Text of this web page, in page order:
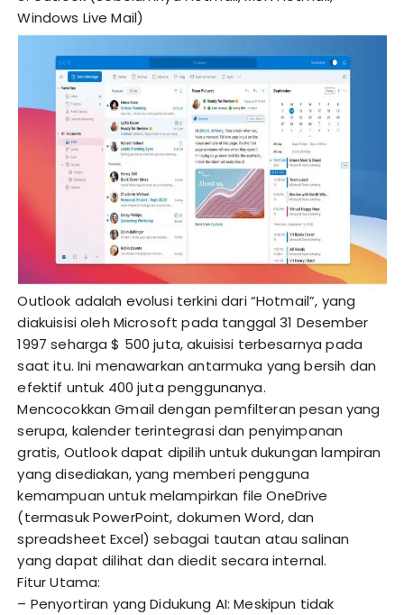
Windows Live Mail)
Outlook adalah evolusi terkini dari “Hotmail”, yang
diakuisisi oleh Microsoft pada tanggal 31 Desember
1997 seharga $ 500 juta, akuisisi terbesarnya pada
saat itu. Ini menawarkan antarmuka yang bersih dan
efektif untuk 400 juta penggunanya.
Mencocokkan Gmail dengan pemfilteran pesan yang
serupa, kalender terintegrasi dan penyimpanan
gratis, Outlook dapat dipilih untuk dukungan lampiran
yang disediakan, yang memberi pengguna
kemampuan untuk melampirkan file OneDrive
(termasuk PowerPoint, dokumen Word, dan
spreadsheet Excel) sebagai tautan atau salinan
yang dapat dilihat dan diedit secara internal.
Fitur Utama:
– Penyortiran yang Didukung AI: Meskipun tidak